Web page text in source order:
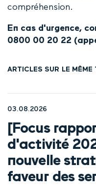
compréhension.
En cas d'urgence,
0800 00 20 22
ARTICLES SUR LE MÊME
03.08.2026
[Focus
d'activité
nouvelle
faveur des